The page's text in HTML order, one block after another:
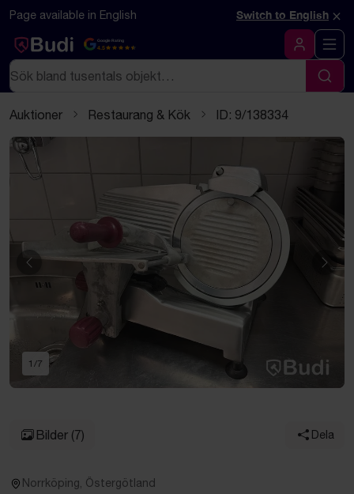
Hoppa till innehåll
Textbaserad (markdown) version av denna sida
Page available in English Switch to English ×
Google Rating
4.5
Logga in
Sök
Sök
Auktioner Restaurang & Kök ID: 9/138334
Föregående
1 /7
Bilder (7) Dela
Norrköping, Östergötland